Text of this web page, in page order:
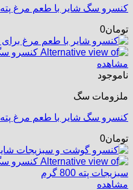
کنسرو سگ شایر با طعم مرغ پته 200 گرم
تومان0
مشاهده
ناموجود
ملزومات سگ
کنسرو سگ شایر با طعم مرغ پته 400 گرم
تومان0
مشاهده